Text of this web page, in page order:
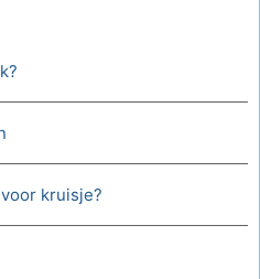
kruisje?